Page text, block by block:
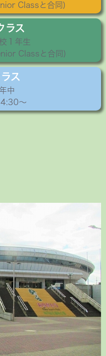
Classと合同)
ラス
１年生
Classと合同)
ス
中
～